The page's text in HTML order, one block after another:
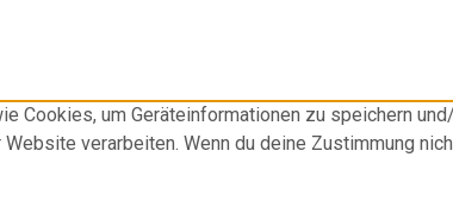
Cookies, um Geräteinformationen zu speichern
verarbeiten. Wenn du deine Zustimmung